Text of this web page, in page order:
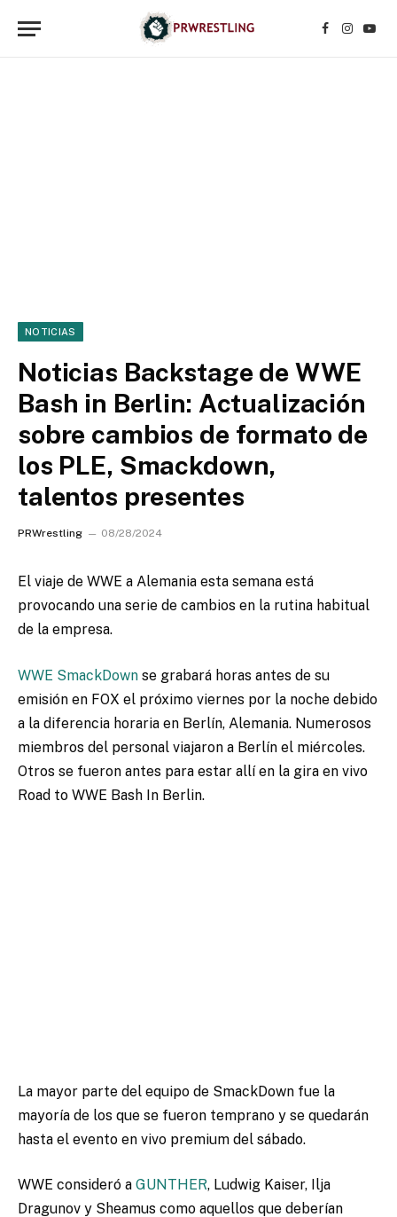
Facebook
NOTICIAS
Noticias Backstage de WWE
Bash in Berlin: Actualización
sobre cambios de formato de
los PLE, Smackdown,
talentos presentes
PRWrestling 08/28/2024
El viaje de WWE a Alemania esta semana está
provocando una serie de cambios en la rutina habitual
de la empresa.
WWE SmackDown se grabará horas antes de su
emisión en FOX el próximo viernes por la noche debido
a la diferencia horaria en Berlín, Alemania. Numerosos
miembros del personal viajaron a Berlín el miércoles.
Otros se fueron antes para estar allí en la gira en vivo
Road to WWE Bash In Berlin.
La mayor parte del equipo de SmackDown fue la
mayoría de los que se fueron temprano y se quedarán
hasta el evento en vivo premium del sábado.
WWE consideró a GUNTHER, Ludwig Kaiser, Ilja
Dragunov y Sheamus como aquellos que deberían